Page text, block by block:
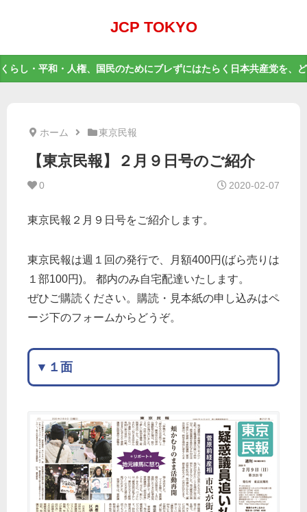
JCP TOKYO
くらし・平和・人権、国民のためにブレずにはたらく日本共産党を、
ホーム 東京民報
【東京民報】２月９日号のご紹介
0 2020-02-07
東京民報２月９日号をご紹介します。
東京民報は週１回の発行で、月額400円(ばら売りは
１部100円)。 都内のみ自宅配達いたします。
ぜひご購読ください。購読・見本紙の申し込みはペ
ージ下のフォームからどうぞ。
▼１面